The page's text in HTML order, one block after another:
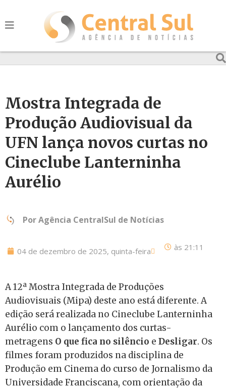
Mostra Integrada de
Produção Audiovisual da
UFN lança novos curtas no
Cineclube Lanterninha
Aurélio
PorAgência CentralSul de Notícias
04 de dezembro de 2025, quinta-feira às 21:11
A 12ª Mostra Integrada de Produções
Audiovisuais (Mipa) deste ano está diferente. A
edição será realizada no Cineclube Lanterninha
Aurélio com o lançamento dos curtas-
metragens O que fica no silêncio e Desligar. Os
filmes foram produzidos na disciplina de
Produção em Cinema do curso de Jornalismo da
Universidade Franciscana, com orientação da